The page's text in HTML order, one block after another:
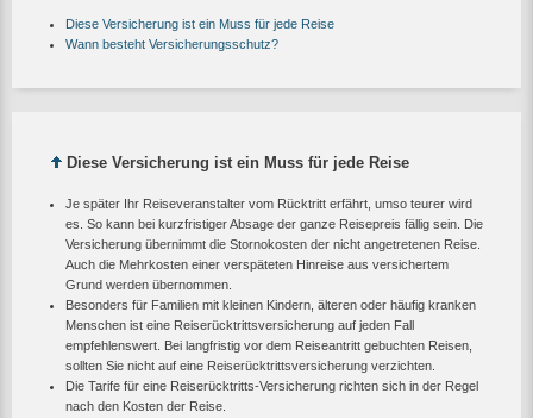
Diese Versicherung ist ein Muss für jede Reise
Wann besteht Versicherungsschutz?
Diese Versicherung ist ein Muss für jede Reise
Je später Ihr Reiseveranstalter vom Rücktritt erfährt, umso teurer wird
es. So kann bei kurzfristiger Absage der ganze Reisepreis fällig sein. Die
Versicherung übernimmt die Stornokosten der nicht angetretenen Reise.
Auch die Mehrkosten einer verspäteten Hinreise aus versichertem
Grund werden übernommen.
Besonders für Familien mit kleinen Kindern, älteren oder häufig kranken
Menschen ist eine Reiserücktrittsversicherung auf jeden Fall
empfehlenswert. Bei langfristig vor dem Reiseantritt gebuchten Reisen,
sollten Sie nicht auf eine Reiserücktrittsversicherung verzichten.
Die Tarife für eine Reiserücktritts-Versicherung richten sich in der Regel
nach den Kosten der Reise.